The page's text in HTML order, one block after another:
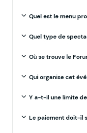
Quel est le menu
Quel type de
Où se trouve le
Qui organise cet
Y a-t-il une limite
Le paiement doit-il